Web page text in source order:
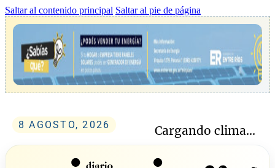
Saltar al contenido principal Saltar al pie de página
8 AGOSTO, 2026 Cargando clima...